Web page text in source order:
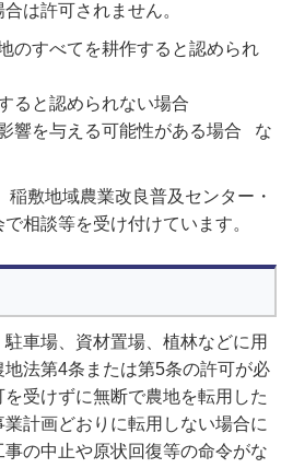
は許可されません。
のすべてを耕作すると認められ
ると認められない場合
響を与える可能性がある場合 な
敷地域農業改良普及センター・
相談等を受け付けています。
車場、資材置場、植林などに用
法第4条または第5条の許可が必
受けずに無断で農地を転用した
計画どおりに転用しない場合に
の中止や原状回復等の命令がな